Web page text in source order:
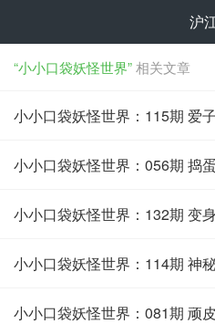
沪
“小小口袋妖怪世界”相关文章
小小口袋妖怪世界：115期 爱
小小口袋妖怪世界：056期 捣
小小口袋妖怪世界：132期 变
小小口袋妖怪世界：114期 神
小小口袋妖怪世界：081期 顽